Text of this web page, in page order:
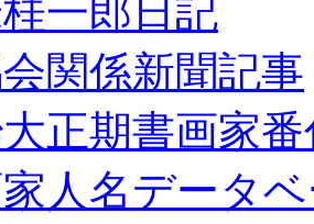
一郎日記
関係新聞記事
正期書画家
人名データ